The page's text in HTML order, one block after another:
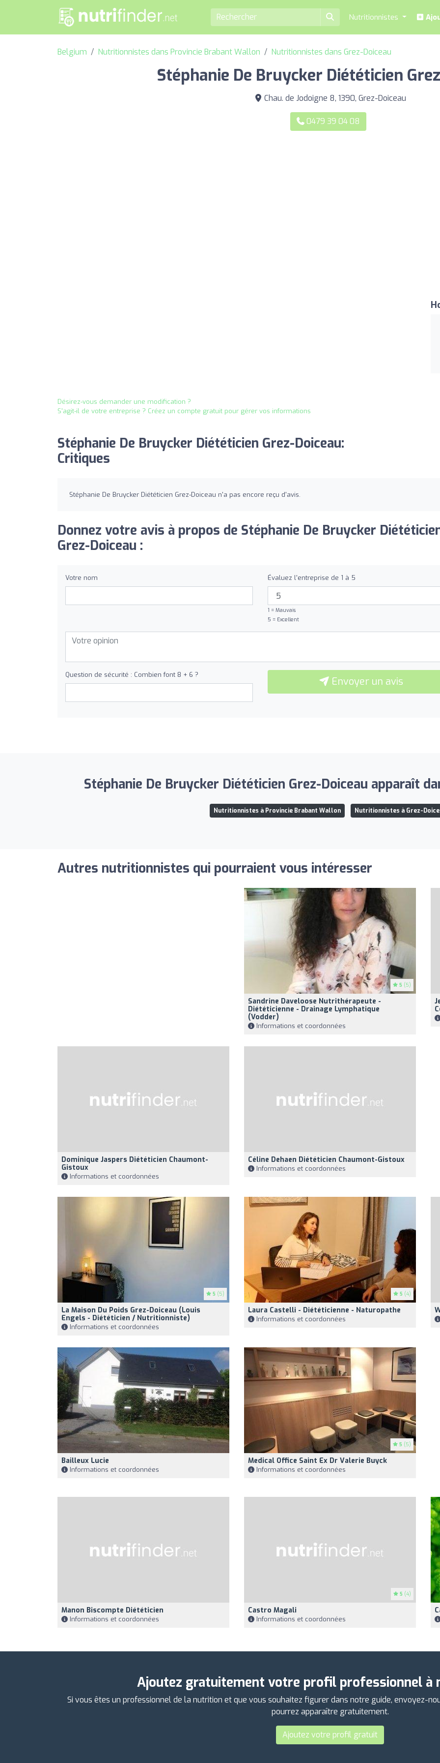
Nutritionnistes
Belgium Nutritionnistes dans Provincie Brabant Wallon Nutritionnistes dans Grez-Doiceau
Stéphanie De Bruycker Diététicien
Chau. de Jodoigne 8, 1390, Grez-Doiceau
0479 39 04 08
Désirez-vous demander une modification ?
S'agit-il de votre entreprise ? Créez un compte gratuit pour gérer vos informations
Stéphanie De Bruycker Diététicien Grez-Doiceau:
Critiques
Stéphanie De Bruycker Diététicien Grez-Doiceau n'a pas encore reçu d'avis.
Donnez votre avis à propos de Stéphanie De Bruycker
Grez-Doiceau :
Votre nom Évaluez l'entreprise de 1 à 5
1 = Mauvais
5 = Excellent
Question de sécurité : Combien font 8 + 6 ?
Envoyer un avis
Stéphanie De Bruycker Diététicien Grez-Doiceau apparaît
Nutritionnistes à Provincie Brabant Wallon Nutritionnistes à Grez-
Autres nutritionnistes qui pourraient vous intéresser
5 (5)
Sandrine Daveloose Nutrithérapeute -
Diététicienne - Drainage Lymphatique
(Vodder)
Informations et coordonnées
Dominique Jaspers Diététicien Chaumont-
Gistoux
Informations et coordonnées
Céline Dehaen Diététicien Chaumont-Gistoux
Informations et coordonnées
5 (5)
La Maison Du Poids Grez-Doiceau (Louis
Engels - Diététicien / Nutritionniste)
Informations et coordonnées
5 (4)
Laura Castelli - Diététicienne - Naturopathe
Informations et coordonnées
Bailleux Lucie
Informations et coordonnées
5 (5)
Medical Office Saint Ex Dr Valerie Buyck
Informations et coordonnées
Manon Biscompte Diététicien
Informations et coordonnées
5 (4)
Castro Magali
Informations et coordonnées
Ajoutez gratuitement votre profil professionnel à
Si vous êtes un professionnel de la nutrition et que vous souhaitez figurer dans notre guide, envoyez-
pourrez apparaître gratuitement.
Ajoutez votre profil gratuit